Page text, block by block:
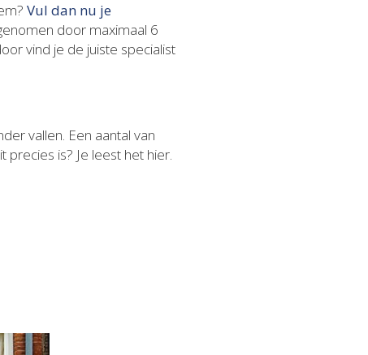
Vul dan nu je
door maximaal 6
vind je de juiste specialist
vallen. Een aantal van
is? Je leest het hier.